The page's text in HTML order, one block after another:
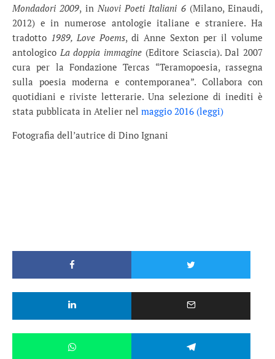
Mondadori 2009, inNuovi Poeti Italiani 6(Milano, Einaudi,
2012) e in numerose antologie italiane e straniere. Ha
tradotto 1989, Love Poems, di Anne Sexton per il volume
antologico La doppia immagine (Editore Sciascia). Dal 2007
cura per la Fondazione Tercas “Teramopoesia, rassegna
sulla poesia moderna e contemporanea”. Collabora con
quotidiani e riviste letterarie. Una selezione di inediti è
stata pubblicata in Atelier nel maggio 2016 (leggi)
Fotografia dell’autrice di Dino Ignani